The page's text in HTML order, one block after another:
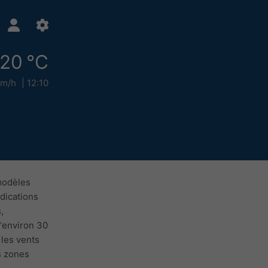
20 °C
h 12:10
30
vents
zones